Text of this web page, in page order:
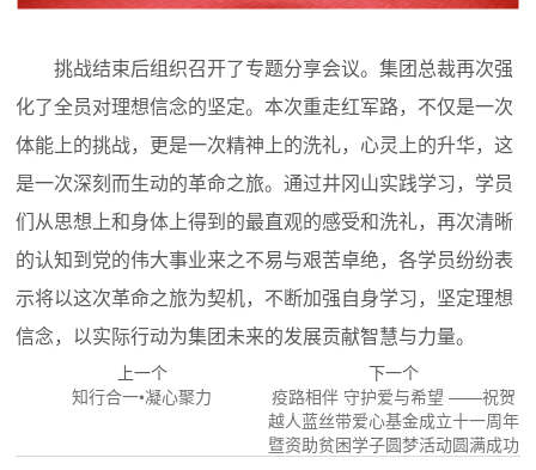
挑战结束后组织召开了专题分享会议。集团总裁再次强
化了全员对理想信念的坚定。本次重走红军路，不仅是一次
体能上的挑战，更是一次精神上的洗礼，心灵上的升华，这
是一次深刻而生动的革命之旅。通过井冈山实践学习，学员
们从思想上和身体上得到的最直观的感受和洗礼，再次清晰
的认知到党的伟大事业来之不易与艰苦卓绝，各学员纷纷表
示将以这次革命之旅为契机，不断加强自身学习，坚定理想
信念，以实际行动为集团未来的发展贡献智慧与力量。
上一个
知行合一•凝心聚力
下一个
疫路相伴 守护爱与希望 ——祝贺
越人蓝丝带爱心基金成立十一周年
暨资助贫困学子圆梦活动圆满成功